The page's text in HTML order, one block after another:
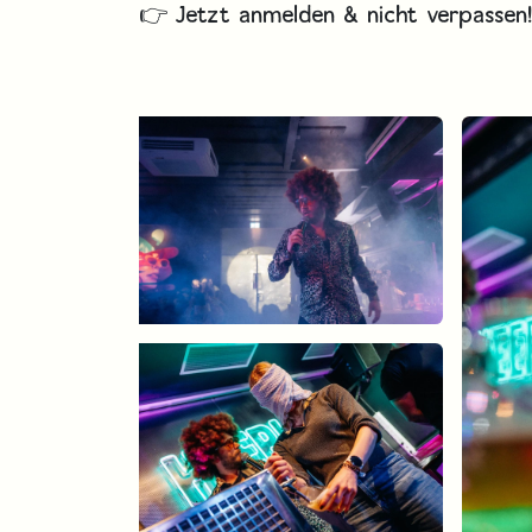
👉 Jetzt anmelden & nicht verpassen!